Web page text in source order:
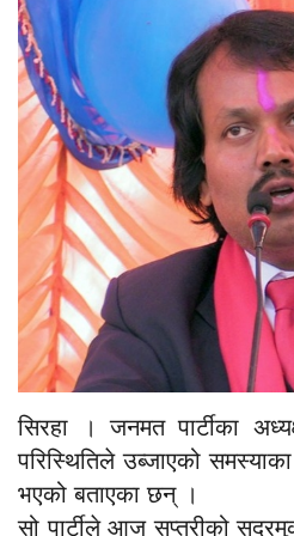
सिरहा । जनमत पार्टीका
परिस्थितिले उब्जाएको
भएको बताएका छन् ।
सो पार्टीले आज सप्तरीको